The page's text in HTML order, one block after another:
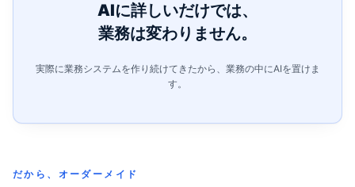
AIに詳しいだけでは、
業務は変わりません。
実際に業務システムを作り続けてきたから、業務の中にAIを置けま
す。
だから、オーダーメイド